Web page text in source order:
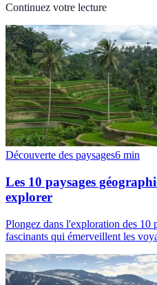
Continuez votre lecture
Découverte des paysages6 min
Les 10 paysages
explorer
Plongez dans l'exploration des 10
fascinants qui émerveillent les